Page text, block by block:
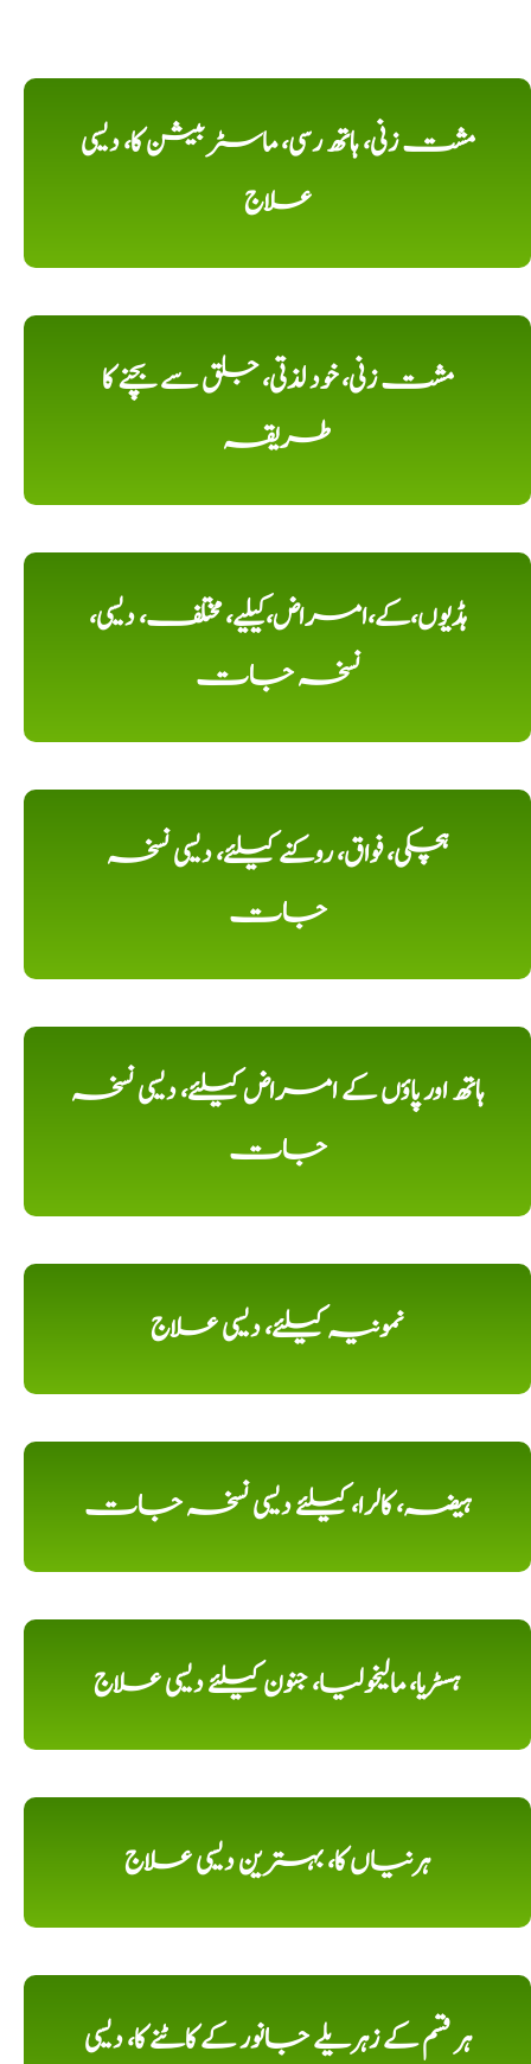
مشت زنی، ہاتھ رسی، ماسٹر بیشن کا، دیسی
علاج
مشت زنی، خود لذتی، جلق سے بچنے کا
طریقہ
ہڈیوں،کے،امراض،کیلیے، مختلف، دیسی،
نسخہ جات
ہچکی، فواق، روکنے کیلئے، دیسی نسخہ
جات
ہاتھ اور پاؤں کے امراض کیلئے، دیسی نسخہ
جات
نمونیہ کیلئے، دیسی علاج
ہیضہ، کالرا، کیلئے دیسی نسخہ جات
ہسٹریا، مالیخولیا، جنون کیلئے دیسی علاج
ہرنیاں کا، بہترین دیسی علاج
ہر قسم کے زہریلے جانور کے کاٹنے کا، دیسی